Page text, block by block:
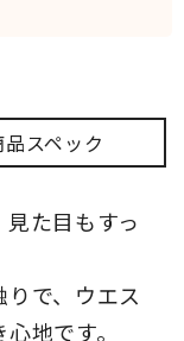
品スペック
た目もすっ
で、ウエス
地です。